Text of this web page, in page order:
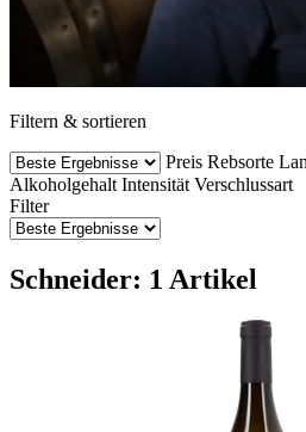
Filtern & sortieren
Preis Rebsorte
Alkoholgehalt Intensität Verschlussart
Filter
Schneider: 1 Artikel